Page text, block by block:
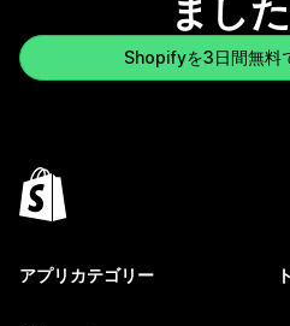
まし
Shopifyを3日間無料
アプリカテゴリー